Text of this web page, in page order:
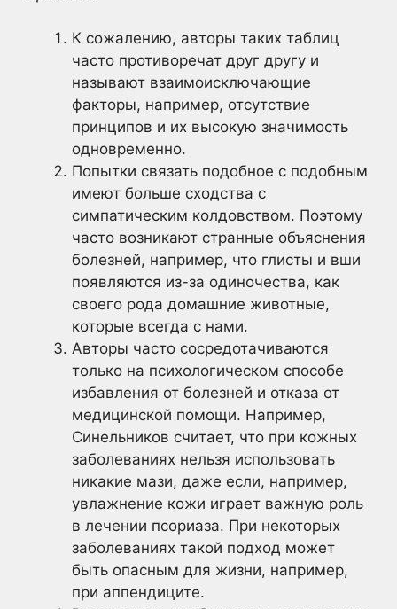
К сожалению, авторы таких таблиц
часто противоречат друг другу и
называют взаимоисключающие
факторы, например, отсутствие
принципов и их высокую значимость
одновременно.
Попытки связать подобное с подобным
имеют больше сходства с
симпатическим колдовством. Поэтому
часто возникают странные объяснения
болезней, например, что глисты и вши
появляются из-за одиночества, как
своего рода домашние животные,
которые всегда с нами.
Авторы часто сосредотачиваются
только на психологическом способе
избавления от болезней и отказа от
медицинской помощи. Например,
Синельников считает, что при кожных
заболеваниях нельзя использовать
никакие мази, даже если, например,
увлажнение кожи играет важную роль
в лечении псориаза. При некоторых
заболеваниях такой подход может
быть опасным для жизни, например,
при аппендиците.